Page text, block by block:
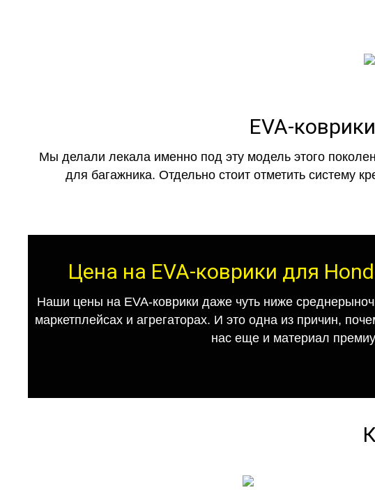
EVA-
Мы делали лекала именно под эту модель этого
для багажника. Отдельно стоит отметить систему
Цена на EVA-коврики для
Наши цены на EVA-коврики даже чуть ниже
маркетплейсах и агрегаторах. И это одна из причин,
нас еще и материал